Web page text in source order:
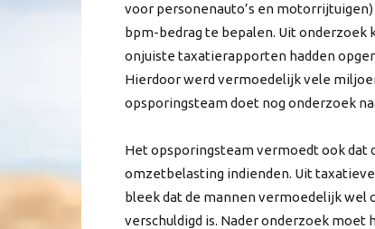
voor personenauto’s en
bpm-bedrag te bepalen. Uit
onjuiste taxatierapporten hadden
Hierdoor werd vermoedelijk vele
opsporingsteam doet nog onderzoek
Het opsporingsteam vermoedt ook dat
omzetbelasting indienden. Uit
bleek dat de mannen vermoedelijk
verschuldigd is. Nader onderzoek moet